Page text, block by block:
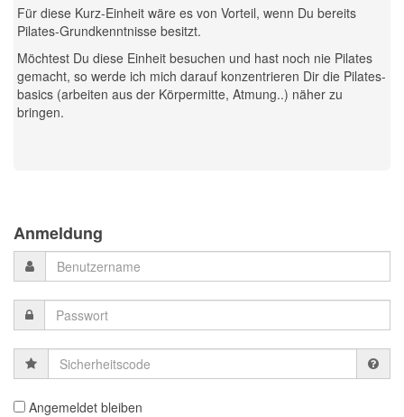
Für diese Kurz-Einheit wäre es von Vorteil, wenn Du bereits
Pilates-Grundkenntnisse besitzt.
Möchtest Du diese Einheit besuchen und hast noch nie Pilates
gemacht, so werde ich mich darauf konzentrieren Dir die Pilates-
basics (arbeiten aus der Körpermitte, Atmung..) näher zu
bringen.
Anmeldung
Sicherheitscode
Angemeldet bleiben